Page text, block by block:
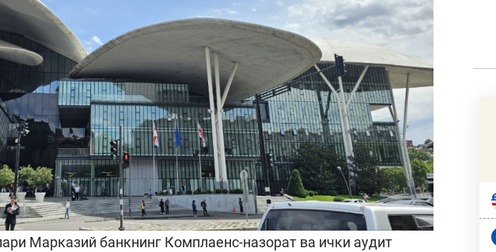
Марказий банкнинг Комплаенс-назорат ва ички аудит